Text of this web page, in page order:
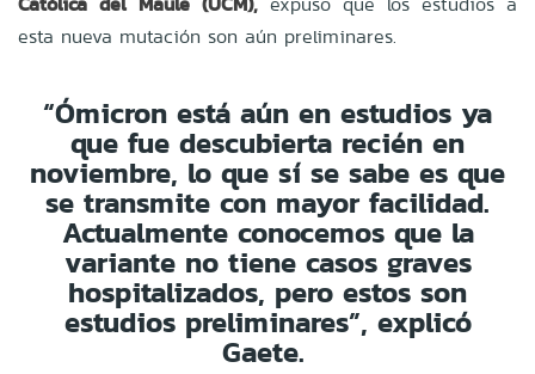
esta nueva mutación son aún preliminares.
“Ómicron está aún en estudios ya
que fue descubierta recién en
noviembre, lo que sí se sabe es que
se transmite con mayor facilidad.
Actualmente conocemos que la
variante no tiene casos graves
hospitalizados, pero estos son
estudios preliminares”, explicó
Gaete.